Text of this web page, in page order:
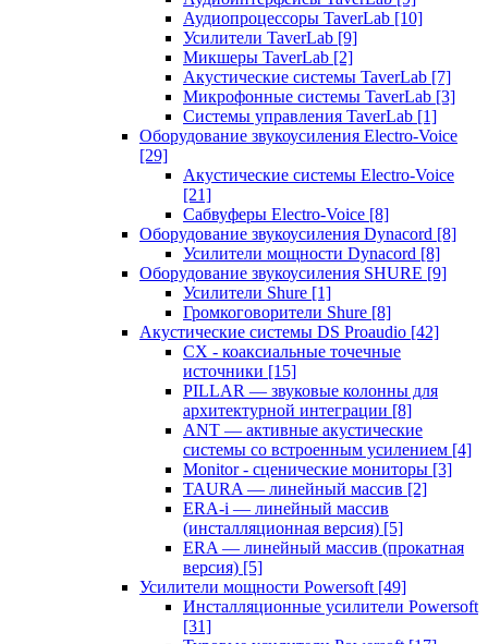
Аудиопроцессоры TaverLab [10]
Усилители TaverLab [9]
Микшеры TaverLab [2]
Акустические системы TaverLab [7]
Микрофонные системы TaverLab [3]
Системы управления TaverLab [1]
Оборудование звукоусиления Electro-Voice
[29]
Акустические системы Electro-Voice
[21]
Сабвуферы Electro-Voice [8]
Оборудование звукоусиления Dynacord [8]
Усилители мощности Dynacord [8]
Оборудование звукоусиления SHURE [9]
Усилители Shure [1]
Громкоговорители Shure [8]
Акустические системы DS Proaudio [42]
CX - коаксиальные точечные
источники [15]
PILLAR — звуковые колонны для
архитектурной интеграции [8]
ANT — активные акустические
системы со встроенным усилением [4]
Monitor - сценические мониторы [3]
TAURA — линейный массив [2]
ERA-i — линейный массив
(инсталляционная версия) [5]
ERA — линейный массив (прокатная
версия) [5]
Усилители мощности Powersoft [49]
Инсталляционные усилители Powersoft
[31]